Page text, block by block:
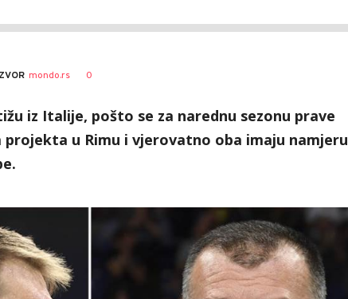
mondo.rs 0
iz Italije, pošto se za narednu sezonu prave
projekta u Rimu i vjerovatno oba imaju namjeru